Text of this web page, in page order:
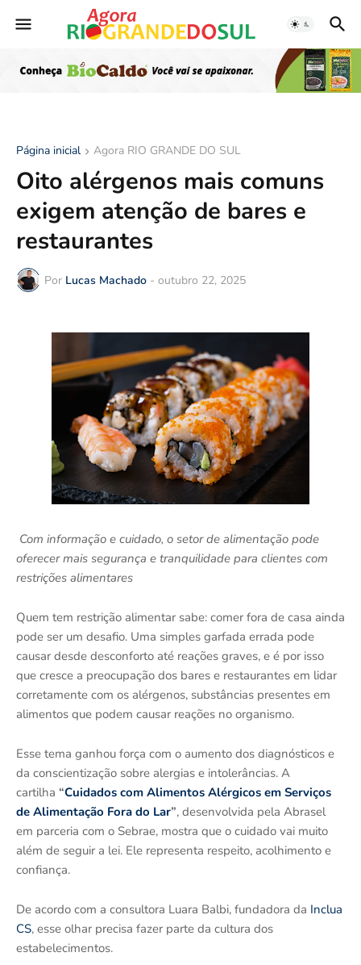
Página inicial Agora RIO GRANDE DO SUL
Oito alérgenos mais comuns
exigem atenção de bares e
restaurantes
Por Lucas Machado - outubro 22, 2025
Com informação e cuidado, o setor de alimentação pode
oferecer mais segurança e tranquilidade para clientes com
restrições alimentares
Quem tem restrição alimentar sabe: comer fora de casa ainda
pode ser um desafio. Uma simples garfada errada pode
causar desde desconforto até reações graves, e é por isso
que cresce a preocupação dos bares e restaurantes em lidar
corretamente com os alérgenos, substâncias presentes em
alimentos que podem causar reações no organismo.
Esse tema ganhou força com o aumento dos diagnósticos e
da conscientização sobre alergias e intolerâncias. A
cartilha “Cuidados com Alimentos Alérgicos em Serviços
de Alimentação Fora do Lar”, desenvolvida pela Abrasel
em parceria com o Sebrae, mostra que o cuidado vai muito
além de seguir a lei. Ele representa respeito, acolhimento e
confiança.
De acordo com a consultora Luara Balbi, fundadora da Inclua
CS, esse olhar precisa fazer parte da cultura dos
estabelecimentos.